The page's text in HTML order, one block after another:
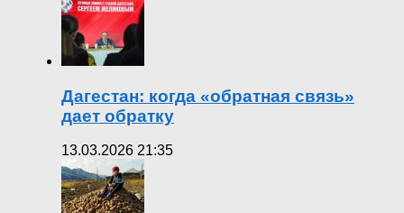
Дагестан: когда «обратная связь»
дает обратку
13.03.2026 21:35